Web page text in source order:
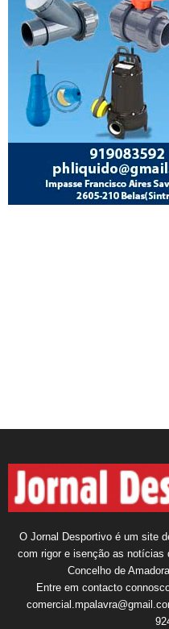
O Jornal Desportivo é um site
com rigor e isenção as notícias
Concelho de
Entre em contacto